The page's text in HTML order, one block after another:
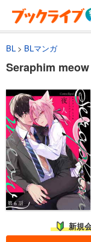
BL BLマンガ
Seraphim
新規